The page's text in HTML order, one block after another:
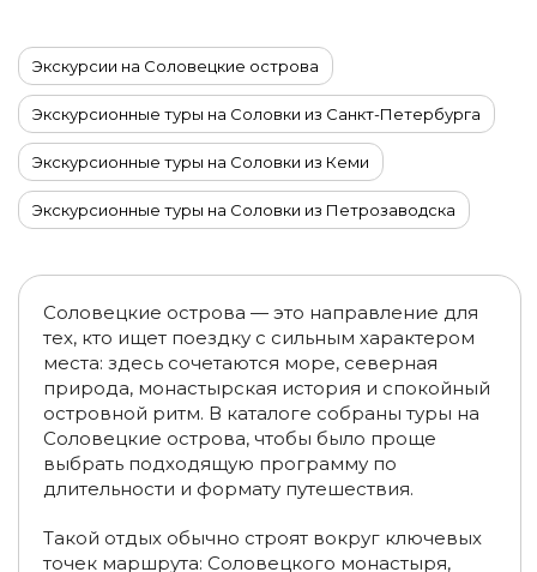
Экскурсии на Соловецкие острова
Экскурсионные туры на Соловки из Санкт-Петербурга
Экскурсионные туры на Соловки из Кеми
Экскурсионные туры на Соловки из Петрозаводска
Экскурсионные туры на Соловки из Москвы
Походы на Соловецких островах
Соловецкие острова — это направление для
тех, кто ищет поездку с сильным характером
места: здесь сочетаются море, северная
природа, монастырская история и спокойный
островной ритм. В каталоге собраны туры на
Соловецкие острова, чтобы было проще
выбрать подходящую программу по
длительности и формату путешествия.
Такой отдых обычно строят вокруг ключевых
точек маршрута: Соловецкого монастыря,